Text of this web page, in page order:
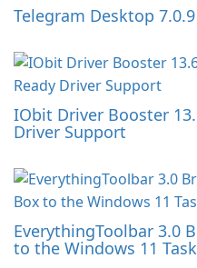
Telegram Desktop
IObit Driver Booster
Driver Support
EverythingToolbar 3.0
to the Windows 11